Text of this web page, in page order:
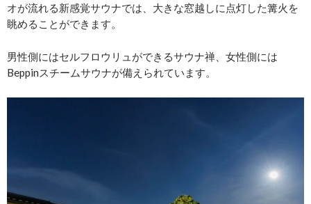
オが流れる新感覚サウナでは、大きな窓越しに点灯した篝火を
眺めることができます。
男性側にはセルフロウリュができるサウナ禅、女性側には
Beppinスチームサウナが備えられています。